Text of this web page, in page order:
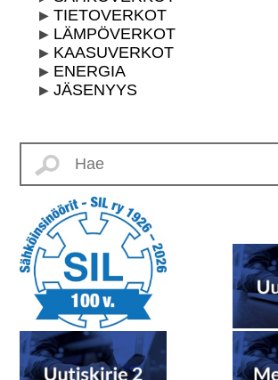
TIETOVERKOT
LÄMPÖVERKOT
KAASUVERKOT
ENERGIA
JÄSENYYS